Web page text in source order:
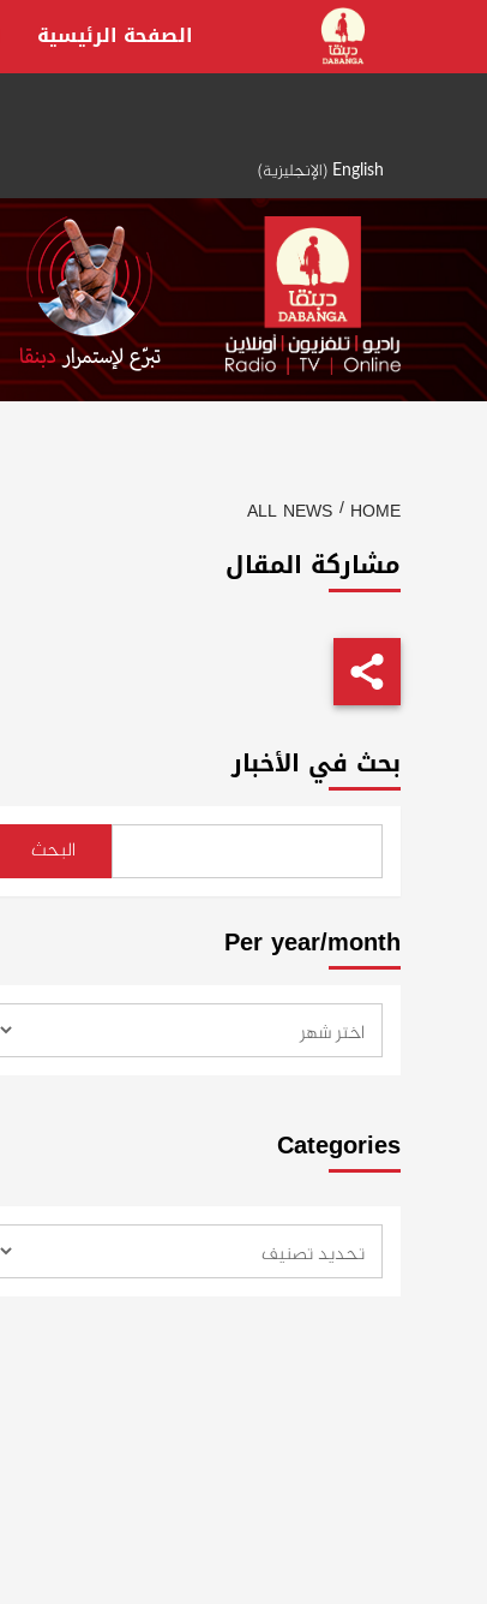
content
English
(الإنجليزية)
الصفحة الرئيسية
HOME
ALL NEWS
مشاركة المقال
بحث في الأخبار
البحث
Per year/month
Categories